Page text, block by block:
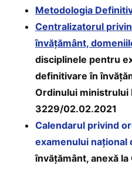
Metodologia
Centralizatorul
învăţământ,
disciplinele pentru
definitivare în
Ordinului ministrului
3229/02.02.2021
Calendarul privind
examenului naţional
învăţământ, anexă